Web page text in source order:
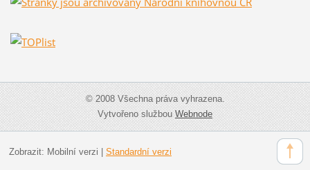
© 2008 Všechna práva vyhrazena.
Vytvořeno službouWebnode
Zobrazit: Mobilní verzi Standardní verzi